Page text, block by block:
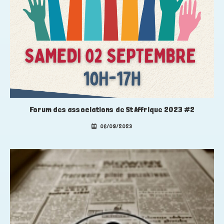
Forum des associations de St Affrique 2023 #2
06/09/2023